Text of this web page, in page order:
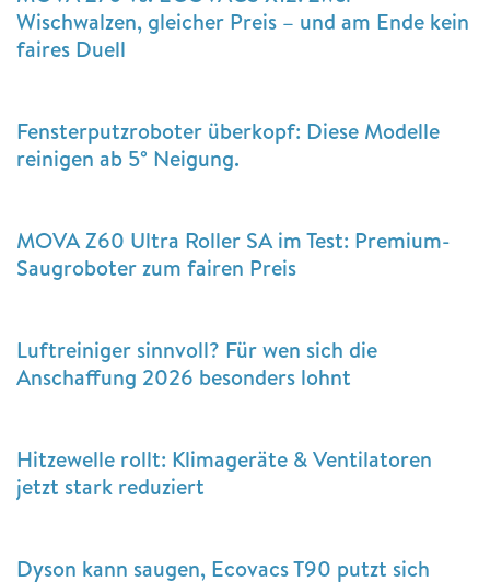
Wischwalzen, gleicher Preis – und am Ende kein
faires Duell
Fensterputzroboter überkopf: Diese Modelle
reinigen ab 5° Neigung.
MOVA Z60 Ultra Roller SA im Test: Premium-
Saugroboter zum fairen Preis
Luftreiniger sinnvoll? Für wen sich die
Anschaffung 2026 besonders lohnt
Hitzewelle rollt: Klimageräte & Ventilatoren
jetzt stark reduziert
Dyson kann saugen, Ecovacs T90 putzt sich